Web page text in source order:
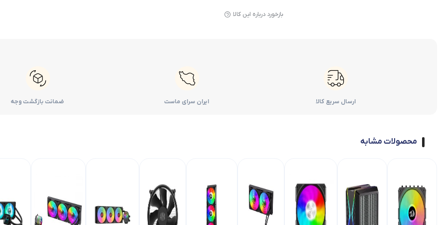
بازخورد درباره این کالا
ارسال سریع کالا ایران سرای ماست ضمانت بازگشت وجه
محصولات مشابه